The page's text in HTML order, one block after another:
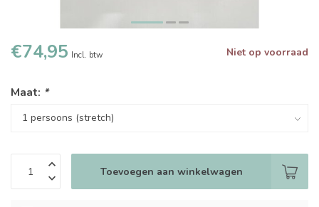
€74,95 Incl. btw Niet op voorraad
Maat: *
Toevoegen aan winkelwagen